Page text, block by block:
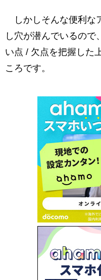
しかしそんな便利な
し穴が潜んでいるので
い点 / 欠点を把握した
ころです。